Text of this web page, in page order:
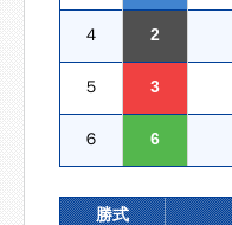
４ 2
５ 3
６ 6
勝式